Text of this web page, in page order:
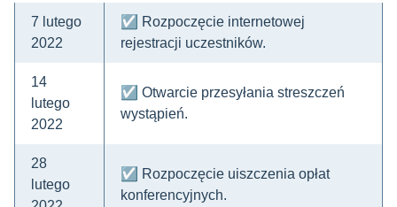
7 lutego
2022
☑ Rozpoczęcie internetowej
rejestracji uczestników.
14
lutego
2022
☑ Otwarcie przesyłania streszczeń
wystąpień.
28
lutego
☑ Rozpoczęcie uiszczenia opłat
konferencyjnych.